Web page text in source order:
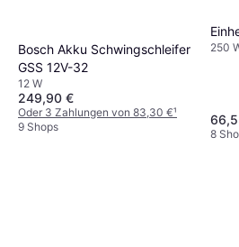
Bosch Akku Schwingschleifer
GSS 12V-32
12 W
249,90 €
Oder 3 Zahlungen von 83,30 €¹
9 Shops
250
8